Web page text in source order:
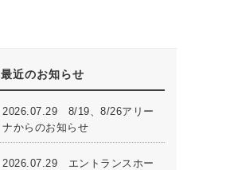
最近のお知らせ
2026.07.29 8/19、8/26アリー
ナからのお知らせ
2026.07.29 エントランスホー